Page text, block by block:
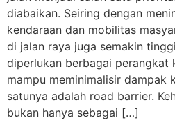
diabaikan. Seiring dengan
kendaraan dan mobilitas
di jalan raya juga semakin
diperlukan berbagai perangkat
mampu meminimalisir dampak
satunya adalah road barrier.
bukan hanya sebagai […]